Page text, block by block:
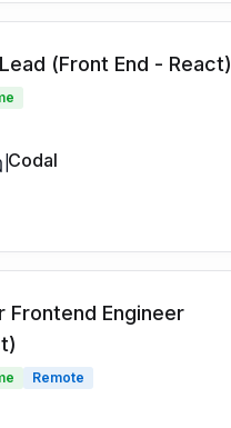
(Front End - React)
Codal
Frontend Engineer
Remote